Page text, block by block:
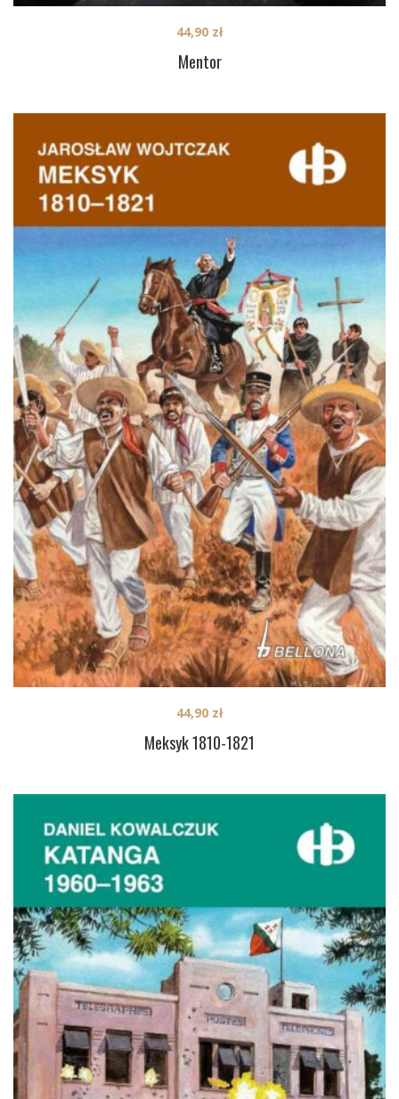
Mentor
44,90 zł
Meksyk 1810-1821
44,90 zł